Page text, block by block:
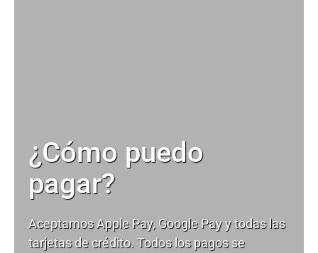
¿Cómo puedo
pagar?
Aceptamos Apple Pay, Google Pay y todas las
tarjetas de crédito. Todos los pagos se